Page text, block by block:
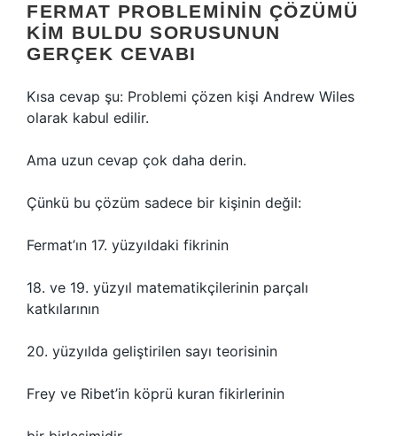
FERMAT PROBLEMININ ÇÖZÜMÜ
KIM BULDU SORUSUNUN
GERÇEK CEVABI
Kısa cevap şu: Problemi çözen kişi Andrew Wiles
olarak kabul edilir.
Ama uzun cevap çok daha derin.
Çünkü bu çözüm sadece bir kişinin değil:
Fermat’ın 17. yüzyıldaki fikrinin
18. ve 19. yüzyıl matematikçilerinin parçalı
katkılarının
20. yüzyılda geliştirilen sayı teorisinin
Frey ve Ribet’in köprü kuran fikirlerinin